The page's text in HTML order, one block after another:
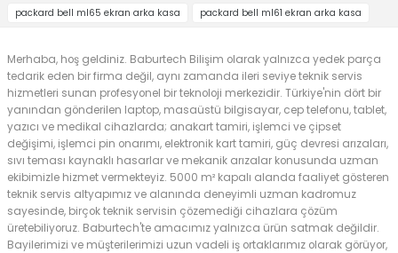
packard bell ml65 ekran arka kasa
packard bell ml61 ekran arka kasa
Merhaba, hoş geldiniz. Baburtech Bilişim olarak yalnızca yedek parça
tedarik eden bir firma değil, aynı zamanda ileri seviye teknik servis
hizmetleri sunan profesyonel bir teknoloji merkezidir. Türkiye'nin dört bir
yanından gönderilen laptop, masaüstü bilgisayar, cep telefonu, tablet,
yazıcı ve medikal cihazlarda; anakart tamiri, işlemci ve çipset
değişimi, işlemci pin onarımı, elektronik kart tamiri, güç devresi arızaları,
sıvı teması kaynaklı hasarlar ve mekanik arızalar konusunda uzman
ekibimizle hizmet vermekteyiz. 5000 m² kapalı alanda faaliyet gösteren
teknik servis altyapımız ve alanında deneyimli uzman kadromuz
sayesinde, birçok teknik servisin çözemediği cihazlara çözüm
üretebiliyoruz. Baburtech'te amacımız yalnızca ürün satmak değildir.
Bayilerimizi ve müşterilerimizi uzun vadeli iş ortaklarımız olarak görüyor,